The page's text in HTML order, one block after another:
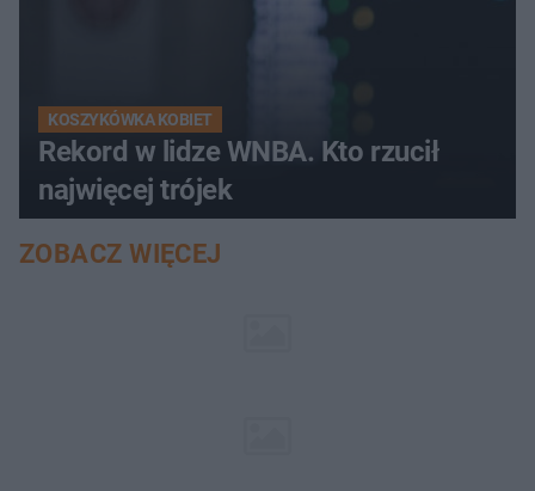
KOSZYKÓWKA KOBIET
Rekord w lidze WNBA. Kto rzucił
najwięcej trójek
ZOBACZ WIĘCEJ